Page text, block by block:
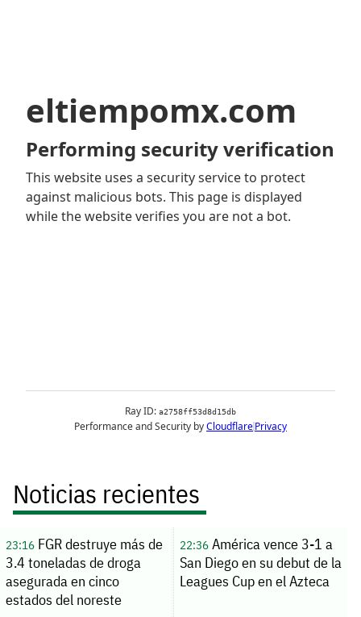
Noticias recientes
23:16FGR destruye más de
3.4 toneladas de droga
asegurada en cinco
estados del noreste
22:36América vence 3-1 a
San Diego en su debut de la
Leagues Cup en el Azteca